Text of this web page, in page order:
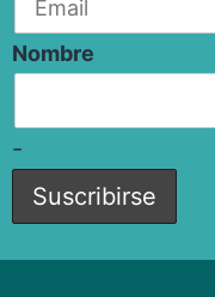
Nombre
-